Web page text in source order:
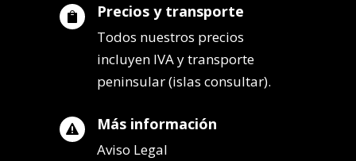
 Precios y transporte
Todos nuestros precios
incluyen IVA y transporte
peninsular (islas consultar).
 Más información
Aviso Legal